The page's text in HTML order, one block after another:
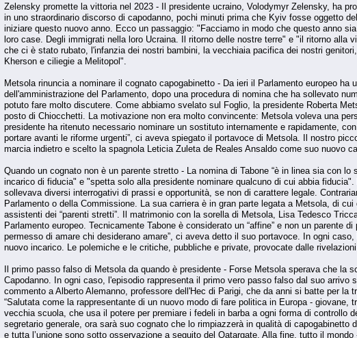
Zelensky promette la vittoria nel 2023 - Il presidente ucraino, Volodymyr Zelensky, ha
in uno straordinario discorso di capodanno, pochi minuti prima che Kyiv fosse oggetto
iniziare questo nuovo anno. Ecco un passaggio: "Facciamo in modo che questo anno
loro case. Degli immigrati nella loro Ucraina. Il ritorno delle nostre terre" e "il ritorno
che ci è stato rubato, l'infanzia dei nostri bambini, la vecchiaia pacifica dei nostri
Kherson e ciliegie a Melitopol".
Metsola rinuncia a nominare il cognato capogabinetto - Da ieri il Parlamento europeo
dell'amministrazione del Parlamento, dopo una procedura di nomina che ha sollevato
potuto fare molto discutere. Come abbiamo svelato sul Foglio, la presidente Roberta
posto di Chiocchetti. La motivazione non era molto convincente: Metsola voleva una
presidente ha ritenuto necessario nominare un sostituto internamente e rapidamente,
portare avanti le riforme urgenti”, ci aveva spiegato il portavoce di Metsola. Il nostro
marcia indietro e scelto la spagnola Leticia Zuleta de Reales Ansaldo come suo nuovo
Quando un cognato non è un parente stretto - La nomina di Tabone “è in linea sia con
incarico di fiducia" e "spetta solo alla presidente nominare qualcuno di cui abbia
sollevava diversi interrogativi di prassi e opportunità, se non di carattere legale.
Parlamento o della Commissione. La sua carriera è in gran parte legata a Metsola, di
assistenti dei “parenti stretti”. Il matrimonio con la sorella di Metsola, Lisa Tedesco
Parlamento europeo. Tecnicamente Tabone è considerato un “affine” e non un parente
permesso di amare chi desiderano amare”, ci aveva detto il suo portavoce. In ogni
nuovo incarico. Le polemiche e le critiche, pubbliche e private, provocate dalle
Il primo passo falso di Metsola da quando è presidente - Forse Metsola sperava che
Capodanno. In ogni caso, l'episodio rappresenta il primo vero passo falso dal suo
commento a Alberto Alemanno, professore dell'Hec di Parigi, che da anni si batte per
“Salutata come la rappresentante di un nuovo modo di fare politica in Europa -
vecchia scuola, che usa il potere per premiare i fedeli in barba a ogni forma di controllo
segretario generale, ora sarà suo cognato che lo rimpiazzerà in qualità di
e tutta l’unione sono sotto osservazione a seguito del Qatargate. Alla fine, tutto il mondo